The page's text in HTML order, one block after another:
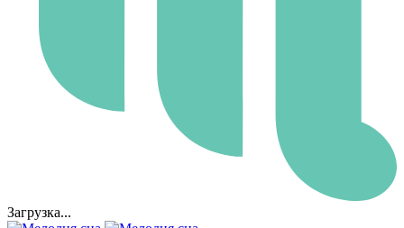
Загрузка...